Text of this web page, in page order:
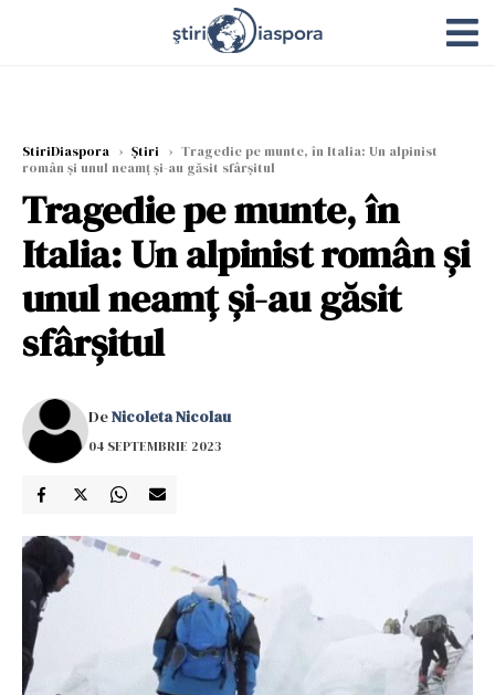
StiriDiaspora › Știri › Tragedie pe munte, în Italia: Un alpinist
român și unul neamț și-au găsit sfârșitul
Tragedie pe munte, în
Italia: Un alpinist român și
unul neamț și-au găsit
sfârșitul
DeNicoleta Nicolau
04 SEPTEMBRIE 2023